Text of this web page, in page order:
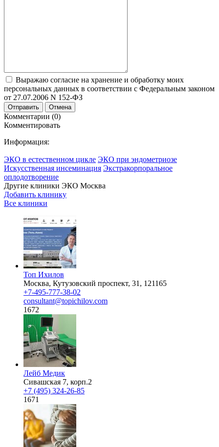
Выражаю согласие на хранение и обработку моих
персональных данных в соответствии с Федеральным законом
от 27.07.2006 N 152-ФЗ
Отправить Отмена
Комментарии (0)
Комментировать
Информация:
ЭКО в естественном цикле ЭКО при эндометриозе
Искусственная инсеминация Экстракорпоральное
оплодотворение
Другие клиники ЭКО Москва
Добавить клинику
Все клиники
Топ Ихилов
Москва, Кутузовский проспект, 31, 121165
+7-495-777-38-02
consultant@topichilov.com
1672
Лейб Медик
Сивашская 7, корп.2
+7 (495) 324-26-85
1671